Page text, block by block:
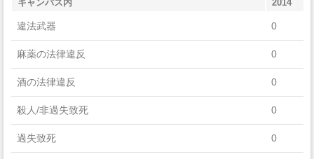
Engineering Technologies And Engineering-Related Fields
Parks, Recreation, Leisure, And Fitness Studies
Mechanic And Repair Technologies/Technicians
Visual And Performing Arts
キャンパス内 2014
違法武器 0
麻薬の法律違反 0
酒の法律違反 0
殺人/非過失致死 0
過失致死 0